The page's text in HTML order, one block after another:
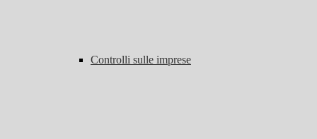
Controlli sulle imprese